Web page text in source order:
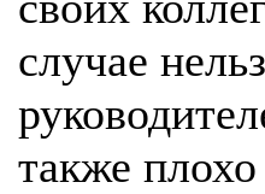
случае
также